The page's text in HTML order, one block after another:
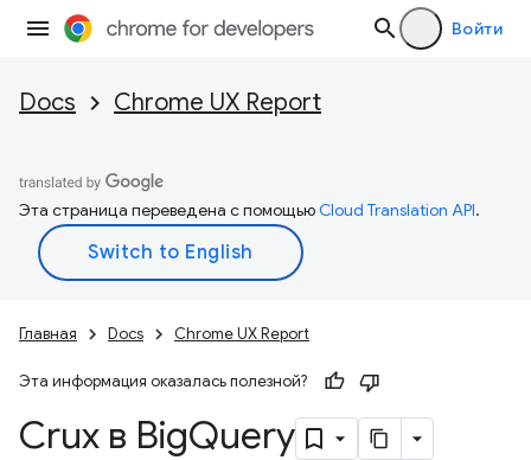
Войти
Docs Chrome UX Report
Эта страница переведена с помощьюCloud Translation API.
Главная Docs Chrome UX Report
Эта информация оказалась полезной?
Crux в BigQuery